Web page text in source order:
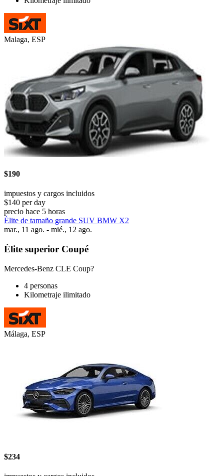
Malaga, ESP
$190
impuestos y cargos incluidos
$140 per day
precio hace 5 horas
Élite de tamaño grande SUV BMW X2
mar., 11 ago. - mié., 12 ago.
Élite superior Coupé
Mercedes-Benz CLE Coup?
4 personas
Kilometraje ilimitado
Málaga, ESP
$234